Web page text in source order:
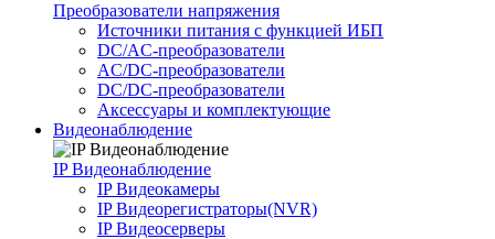
Преобразователи напряжения
Источники питания c функцией ИБП
DC/AC-преобразователи
AC/DC-преобразователи
DC/DC-преобразователи
Аксессуары и комплектующие
Видеонаблюдение
IP Видеонаблюдение
IP Видеокамеры
IP Видеорегистраторы(NVR)
IP Видеосерверы